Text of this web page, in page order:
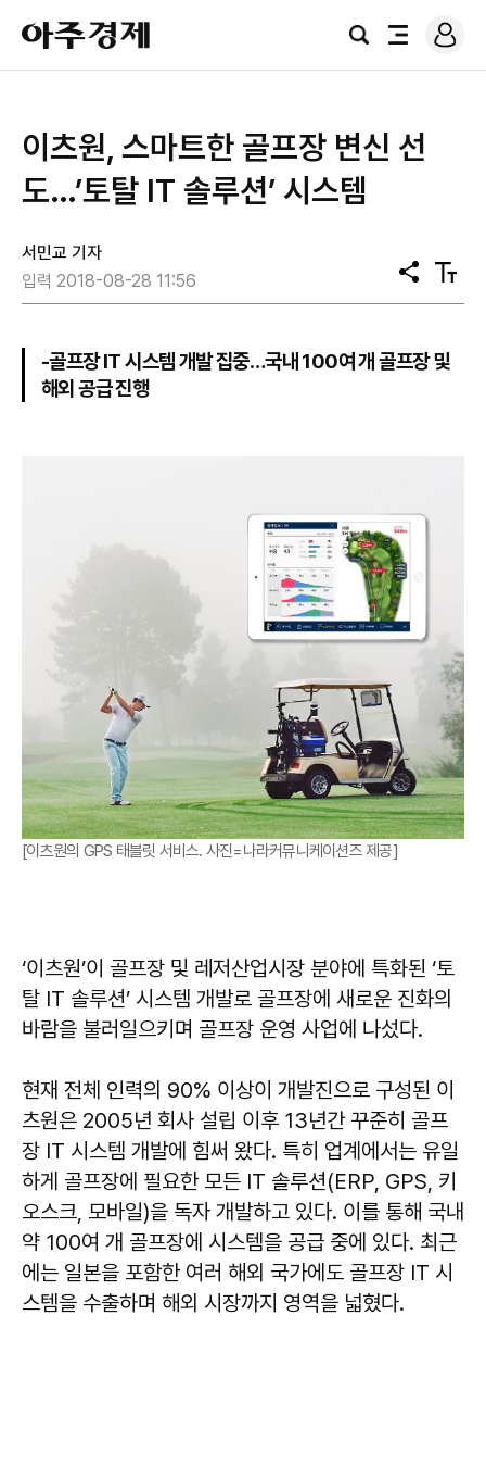
아
주
경
검
전
로
그
이츠원, 스마트한 골프장 변신 선
도…’토탈 IT 솔루션’ 시스템
서민교 기자
입력 2018-08-28 11:56
공
유
텍
스
기
-골프장 IT 시스템 개발 집중…국내 100여 개 골프장 및
해외 공급 진행
[이츠원의 GPS 태블릿 서비스. 사진=나라커뮤니케이션즈 제공]
‘이츠원’이 골프장 및 레저산업시장 분야에 특화된 ‘토
탈 IT 솔루션’ 시스템 개발로 골프장에 새로운 진화의
바람을 불러일으키며 골프장 운영 사업에 나섰다.
현재 전체 인력의 90% 이상이 개발진으로 구성된 이
츠원은 2005년 회사 설립 이후 13년간 꾸준히 골프
장 IT 시스템 개발에 힘써 왔다. 특히 업계에서는 유일
하게 골프장에 필요한 모든 IT 솔루션(ERP, GPS, 키
오스크, 모바일)을 독자 개발하고 있다. 이를 통해 국내
약 100여 개 골프장에 시스템을 공급 중에 있다. 최근
에는 일본을 포함한 여러 해외 국가에도 골프장 IT 시
스템을 수출하며 해외 시장까지 영역을 넓혔다.